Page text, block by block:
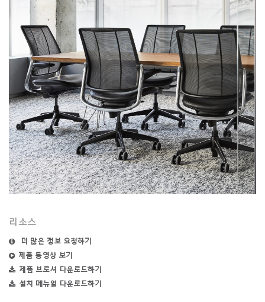
리소스
더 많은 정보 요청하기
제품 동영상 보기
제품 브로셔 다운로드하기
설치 메뉴얼 다운로드하기